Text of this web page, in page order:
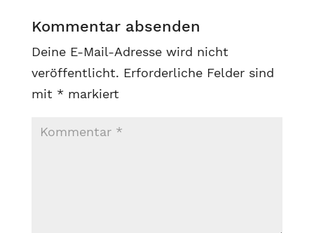
Kommentar absenden
Deine E-Mail-Adresse wird nicht
veröffentlicht. Erforderliche Felder sind
mit * markiert